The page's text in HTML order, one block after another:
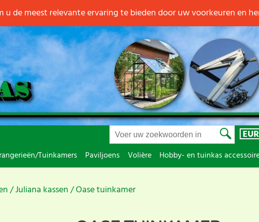
EUR
Tuinkamers Paviljoens Volière Hobby- en tuinkas
Juliana kassen Oase tuinkamer
u de meest relevante ervaring te bieden door uw voorkeuren en